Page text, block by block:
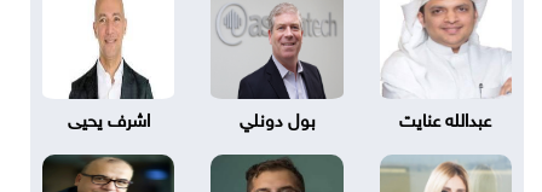
عبدالله عنايت بول دونلي اشرف يحيى